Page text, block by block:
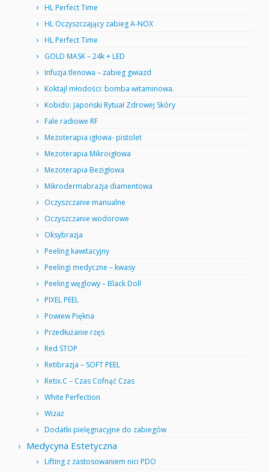
HL Perfect Time
HL Oczyszczający zabieg A-NOX
HL Perfect Time
GOLD MASK – 24k + LED
Infuzja tlenowa – zabieg gwiazd
Koktajl młodości: bomba witaminowa.
Kobido: Japoński Rytuał Zdrowej Skóry
Fale radiowe RF
Mezoterapia igłowa- pistolet
Mezoterapia Mikroigłowa
Mezoterapia Bezigłowa
Mikrodermabrazja diamentowa
Oczyszczanie manualne
Oczyszczanie wodorowe
Oksybrazja
Peeling kawitacyjny
Peelingi medyczne – kwasy
Peeling węglowy – Black Doll
PIXEL PEEL
Powiew Piękna
Przedłużanie rzęs
Red STOP
Retibrazja – SOFT PEEL
Retix.C – Czas Cofnąć Czas
White Perfection
Wizaż
Dodatki pielęgnacyjne do zabiegów
Medycyna Estetyczna
Lifting z zastosowaniem nici PDO